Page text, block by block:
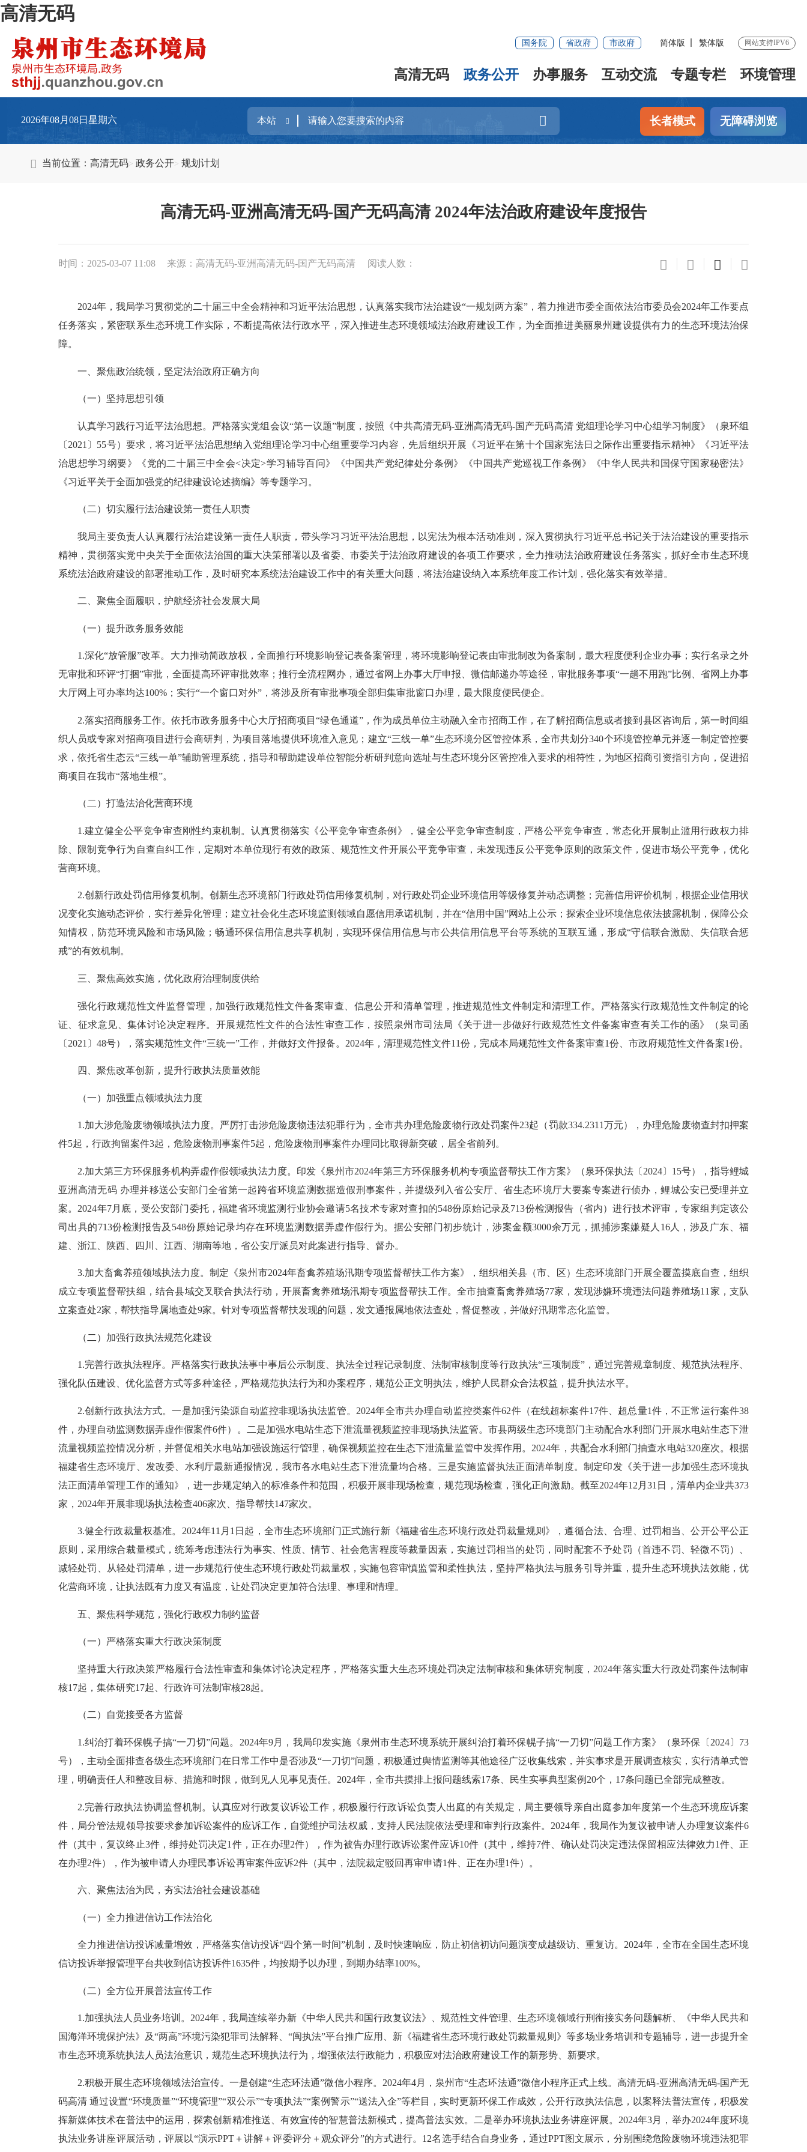
高清无码
国务院 省政府 市政府 简体版 繁体版 网站支持IPV6
高清无码 政务公开 办事服务 互动交流 专题专栏 环境管理
2026年08月08日星期六 长者模式 无障碍浏览
当前位置：高清无码 政务公开 规划计划
高清无码-亚洲高清无码-国产无码高清 2024年法治政府建设年度报告
时间：2025-03-07 11:08 来源：高清无码-亚洲高清无码-国产无码高清 阅读人数：
2024年，我局学习贯彻党的二十届三中全会精神和习近平法治思想，认真落实我市法治建设“一规划两方案”，着力推进市委全面依法治市委员会2024年工作要点
任务落实，紧密联系生态环境工作实际，不断提高依法行政水平，深入推进生态环境领域法治政府建设工作，为全面推进美丽泉州建设提供有力的生态环境法治保
障。
一、聚焦政治统领，坚定法治政府正确方向
（一）坚持思想引领
认真学习践行习近平法治思想。严格落实党组会议“第一议题”制度，按照《中共高清无码-亚洲高清无码-国产无码高清 党组理论学习中心组学习制度》（泉环组
〔2021〕55号）要求，将习近平法治思想纳入党组理论学习中心组重要学习内容，先后组织开展《习近平在第十个国家宪法日之际作出重要指示精神》
《习近平法
治思想学习纲要》《党的二十届三中全会<决定>学习辅导百问》《中国共产党纪律处分条例》《中国共产党巡视工作条例》《中华人民共和国保守国家秘密法》
《习近平关于全面加强党的纪律建设论述摘编》等专题学习。
（二）切实履行法治建设第一责任人职责
我局主要负责人认真履行法治建设第一责任人职责，带头学习习近平法治思想，以宪法为根本活动准则，深入贯彻执行习近平总书记关于法治建设的重要指示
精神，贯彻落实党中央关于全面依法治国的重大决策部署以及省委、市委关于法治政府建设的各项工作要求，全力推动法治政府建设任务落实，抓好全市生态环境
系统法治政府建设的部署推动工作，及时研究本系统法治建设工作中的有关重大问题，将法治建设纳入本系统年度工作计划，强化落实有效举措。
二、聚焦全面履职，护航经济社会发展大局
（一）提升政务服务效能
1.深化“放管服”改革。大力推动简政放权，全面推行环境影响登记表备案管理，将环境影响登记表由审批制改为备案制，最大程度便利企业办事；实行名录之外
无审批和环评“打捆”审批，全面提高环评审批效率；推行全流程网办，通过省网上办事大厅申报、微信邮递办等途径，审批服务事项“一趟不用跑”比例、省网上办事
大厅网上可办率均达100%；实行“一个窗口对外”，将涉及所有审批事项全部归集审批窗口办理，最大限度便民便企。
2.落实招商服务工作。依托市政务服务中心大厅招商项目“绿色通道”，作为成员单位主动融入全市招商工作，在了解招商信息或者接到县区咨询后，第一时间组
织人员或专家对招商项目进行会商研判，为项目落地提供环境准入意见；建立“三线一单”生态环境分区管控体系，全市共划分340个环境管控单元并逐一制定管控要
求，依托省生态云“三线一单”辅助管理系统，指导和帮助建设单位智能分析研判意向选址与生态环境分区管控准入要求的相符性，为地区招商引资指引方向，促进招
商项目在我市“落地生根”。
（二）打造法治化营商环境
1.建立健全公平竞争审查刚性约束机制。认真贯彻落实《公平竞争审查条例》，健全公平竞争审查制度，严格公平竞争审查，常态化开展制止滥用行政权力排
除、限制竞争行为自查自纠工作，定期对本单位现行有效的政策、规范性文件开展公平竞争审查，未发现违反公平竞争原则的政策文件，促进市场公平竞争，优化
营商环境。
2.创新行政处罚信用修复机制。创新生态环境部门行政处罚信用修复机制，对行政处罚企业环境信用等级修复并动态调整；完善信用评价机制，根据企业信用状
况变化实施动态评价，实行差异化管理；建立社会化生态环境监测领域自愿信用承诺机制，并在“信用中国”网站上公示；探索企业环境信息依法披露机制，保障公众
知情权，防范环境风险和市场风险；畅通环保信用信息共享机制，实现环保信用信息与市公共信用信息平台等系统的互联互通，形成“守信联合激励、失信联合惩
戒”的有效机制。
三、聚焦高效实施，优化政府治理制度供给
强化行政规范性文件监督管理，加强行政规范性文件备案审查、信息公开和清单管理，推进规范性文件制定和清理工作。严格落实行政规范性文件制定的论
证、征求意见、集体讨论决定程序。开展规范性文件的合法性审查工作，按照泉州市司法局《关于进一步做好行政规范性文件备案审查有关工作的函》（泉司函
〔 2021 〕 48号），落实规范性文件“三统一”工作，并做好文件报备。 2024年，清理规范性文件11份，完成本局规范性文件备案审查1份、市政府规范性文件备案1份。
四、聚焦改革创新，提升行政执法质量效能
（一）加强重点领域执法力度
1.加大涉危险废物领域执法力度。严厉打击涉危险废物违法犯罪行为， 全市共办理危险废物行政处罚案件23起（罚款334.2311万元），办理危险废物查封扣押案
件5起，行政拘留案件3起，危险废物刑事案件5起，危险废物刑事案件办理同比取得新突破，居全省前列 。
2.加大第三方环保服务机构弄虚作假领域执法力度。 印发《泉州市2024年第三方环保服务机构专项监督帮扶工作方案》（泉环保执法〔2024〕15号），指导鲤城
亚洲高清无码 办理并移送公安部门全省第一起跨省环境监测数据造假刑事案件，并提级列入省公安厅、省生态环境厅大要案专案进行侦办，鲤城公安已受理并立
案。 2024年7月底，受公安部门委托，福建省环境监测行业协会邀请5名技术专家对查扣的548份原始记录及713份检测报告（省内）进行技术评审，专家组判定该公
司出具的713份检测报告及548份原始记录均存在环境监测数据弄虚作假行为。据公安部门初步统计，涉案金额3000余万元，抓捕涉案嫌疑人16人，涉及广东、福
建、浙江、陕西、四川、江西、湖南等地，省公安厅派员对此案进行指导、督办。
3.加大畜禽养殖领域执法力度。制定《泉州市2024年畜禽养殖场汛期专项监督帮扶工作方案》，组织相关县（市、区）生态环境部门开展全覆盖摸底自查，组织
成立专项监督帮扶组，结合县域交叉联合执法行动，开展畜禽养殖场汛期专项监督帮扶工作。全市抽查畜禽养殖场77家，发现涉嫌环境违法问题养殖场11家，支队
立案查处2家，帮扶指导属地查处9家。针对专项监督帮扶发现的问题，发文通报属地依法查处，督促整改，并做好汛期常态化监管。
（二）加强行政执法规范化建设
1.完善行政执法程序。严格落实行政执法事中事后公示制度、执法全过程记录制度、法制审核制度等行政执法“三项制度”，通过完善规章制度、规范执法程序、
强化队伍建设、优化监督方式等多种途径，严格规范执法行为和办案程序，规范公正文明执法，维护人民群众合法权益，提升执法水平。
2.创新行政执法方式。一是加强污染源自动监控非现场执法监管。 2024年全市共办理自动监控类案件62件（在线超标案件1 7件、超总量1件，不正常运行案件38
件，办理自动监测数据弄虚作假案件6件）。二是加强水电站生态下泄流量视频监控非现场执法监管。市县两级生态环境部门主动配合水利部门开展水电站生态下泄
流量视频监控情况分析，并督促相关水电站加强设施运行管理，确保视频监控在生态下泄流量监管中发挥作用。 2024年 ， 共配合水利部门抽查水电站320座次。根据
福建省生态环境厅、发改委、水利厅最新通报情况，我市各水电站生态下泄流量均合格。 三是实施监督执法正面清单制度。制定印发《关于进一步加强生态环境执
法正面清单管理工作的通知》，进一步规定纳入的标准条件和范围，积极开展非现场检查，规范现场检查，强化正向激励。截至2024年12月31日 ，清单内企业共373
家， 2024年开展非现场执法检查406家次 指导帮扶147家次。
3.健全行政裁量权基准。2024年11 月 1日起， 全市生态环境部门正式施行新《福建省生态环境行政处罚裁量规则》，遵循合法、合理、过罚相当、公开公平公正
原则，采用综合裁量模式，统筹考虑违法行为事实、性质、情节、社会危害程度等裁量因素，实施过罚相当的处罚，同时配套不予处罚（首违不罚、轻微不罚）、
减轻处罚、从轻处罚清单，进一步规范行使生态环境行政处罚裁量权，实施包容审慎监管和柔性执法， 坚持严格执法与服务引导并重， 提升生态环境执法效能，优
化营商环境， 让执法既有力度又有温度， 让处罚决定更加符合法理、事理和情理。
五、聚焦科学规范，强化行政权力制约监督
（一）严格落实重大行政决策制度
坚持重大行政决策严格履行合法性审查和集体讨论决定程序， 严格落实重大生态环境处罚决定法制审核和集体研究制度， 2024年落实重大行政处罚案件法制审
核17起，集体研究17起、行政许可法制审核28起。
（二）自觉接受各方监督
1.纠治打着环保幌子搞“一刀切”问题。2024年9月，我局印发实施《泉州市生态环境系统开展纠治打着环保幌子搞“一刀切”问题工作方案》（泉环保〔2024〕73
号），主动全面排查各级生态环境部门在日常工作中是否涉及“一刀切”问题，积极通过舆情监测等其他途径广泛收集线索，并实事求是开展调查核实，实行清单式管
理，明确责任人和整改目标、措施和时限，做到见人见事见责任。2024年，全市共摸排上报问题线索17条、民生实事典型案例20个，17条问题已全部完成整改。
2.完善行政执法协调监督机制。认真应对行政复议诉讼工作，积极履行行政诉讼负责人出庭的有关规定，局主要领导亲自出庭参加年度第一个生态环境应诉案
件，局分管法规领导按要求参加诉讼案件的应诉工作，自觉维护司法权威，支持人民法院依法受理和审判行政案件。2024年， 我局作为复议被申请人办理复议案件6
件（其中，复议终止3件， 维持处罚决定1 件，正在办理2件），作为被告办理行政诉讼案件应诉10件（其中，维持7件、 确认处罚决定违法保留相应法律效力1件、正
在办理2件） ，作为被申请人办理民事诉讼再审案件应诉2件（其中，法院裁定驳回再审申请1件、正在办理1件） 。
六、聚焦法治为民，夯实法治社会建设基础
（一）全力推进信访工作法治化
全力推进信访投诉减量增效，严格落实信访投诉“四个第一时间”机制，及时快速响应，防止初信初访问题演变成越级访、重复访。2024年，全市在全国生态环境
信访投诉举报管理平台共收到信访投诉件1635件，均按期予以办理，到期办结率100%。
（二）全方位开展普法宣传工作
1.加强执法人员业务培训。2024年，我局连续举办新《中华人民共和国行政复议法》
、规范性文件管理、生态环境领域行刑衔接实务问题解析、《中华人民共和
国海洋环境保护法》及“两高”环境污染犯罪司法解释、“闽执法”平台推广应用、新《福建省生态环境行政处罚裁量规则》等多场业务培训和专题辅导，进一步提升全
市生态环境系统执法人员法治意识，规范生态环境执法行为，增强依法行政能力，积极应对法治政府建设工作的新形势、新要求。
2.积极开展生态环境领域法治宣传。一是创建“生态环法通”微信小程序。2024年4月，泉州市“生态环法通”微信小程序正式上线。高清无码-亚洲高清无码-国产无
码高清 通过设置“环境质量”“环境管理”“双公示”“专项执法”“案例警示”“送法入企”等栏目，实时更新环保工作成效，公开行政执法信息，以案释法普法宣传，积极发
挥新媒体技术在普法中的运用，探索创新精准推送、有效宣传的智慧普法新模式，提高普法实效。二是举办环境执法业务讲座评展。2024年3月，举办2024年度环境
执法业务讲座评展活动，评展以“演示PPT＋讲解＋评委评分＋观众评分”的方式进行。12名选手结合自身业务，通过PPT图文展示，分别围绕危险废物环境违法犯罪